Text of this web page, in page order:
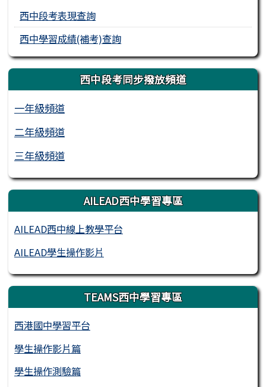
西中段考表現查詢
西中學習成績(補考)查詢
西中段考同步撥放頻道
一年級頻道
二年級頻道
三年級頻道
AILEAD西中學習專區
AILEAD西中線上教學平台
AILEAD學生操作影片
TEAMS西中學習專區
西港國中學習平台
學生操作影片篇
學生操作測驗篇